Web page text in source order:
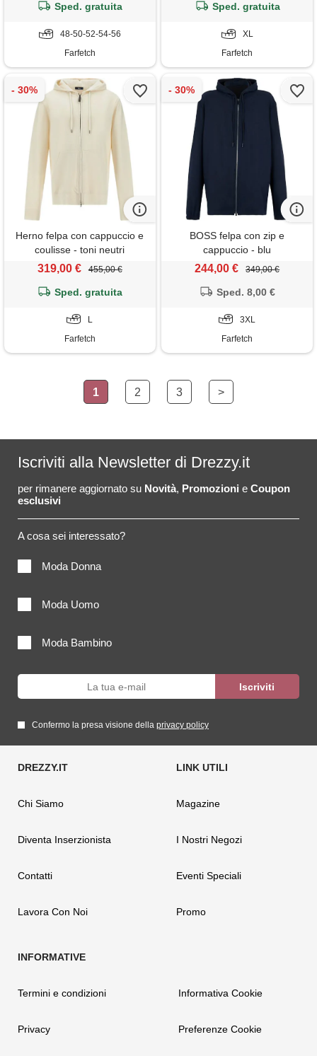
Sped. gratuita
48-50-52-54-56
Farfetch
Sped. gratuita
XL
Farfetch
Herno felpa con cappuccio e
coulisse - toni neutri
319,00 € 455,00 €
Sped. gratuita
L
Farfetch
BOSS felpa con zip e
cappuccio - blu
244,00 € 349,00 €
Sped. 8,00 €
3XL
Farfetch
1 2 3 >
Iscriviti alla Newsletter di Drezzy.it
per rimanere aggiornato su Novità, Promozioni e Coupon
esclusivi
A cosa sei interessato?
Moda Donna
Moda Uomo
Moda Bambino
Confermo la presa visione della privacy policy
Chi Siamo
Diventa Inserzionista
Contatti
Lavora Con Noi
Magazine
I Nostri Negozi
Eventi Speciali
Promo
Termini e condizioni
Privacy
Informativa Cookie
Preferenze Cookie